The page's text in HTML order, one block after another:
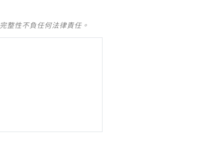
整性不負任何法律責任。